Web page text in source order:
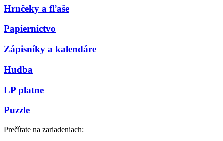
Hrnčeky a fľaše
Papiernictvo
Zápisníky a kalendáre
Hudba
LP platne
Puzzle
Prečítate na zariadeniach: